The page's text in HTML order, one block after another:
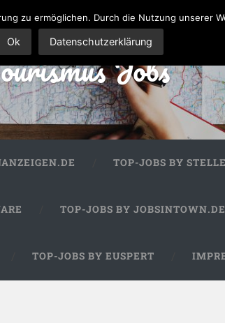
Jobs
TOP-JOBS BY
TOP-JOBS BY JOBSINTOWN.DE
TOP-JOBS BY EUSPERT
zu ermöglichen. Durch die Nutzung unserer
Ok Datenschutzerklärung